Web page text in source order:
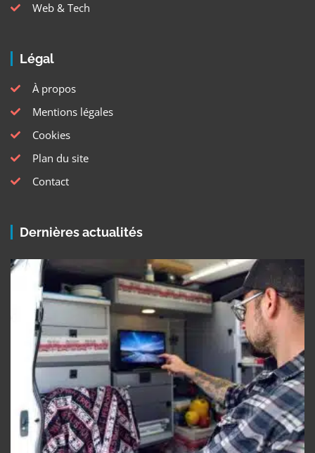
Web & Tech
Légal
À propos
Mentions légales
Cookies
Plan du site
Contact
Dernières actualités